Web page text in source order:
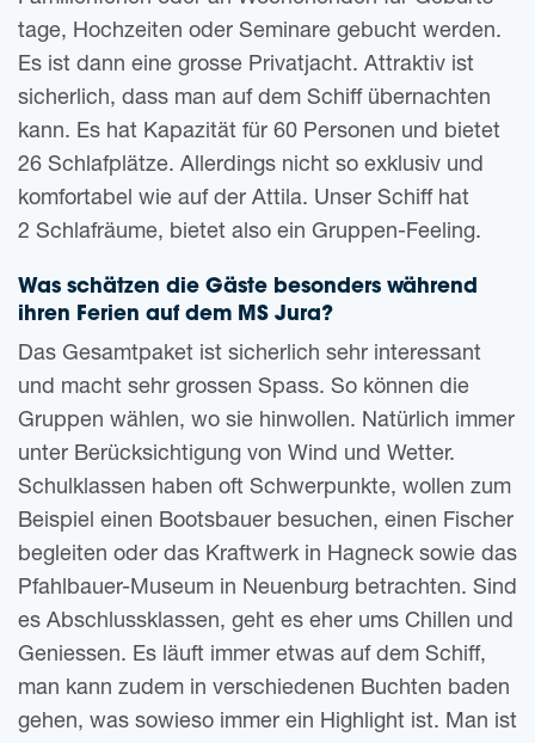
ta­ge, Hoch­zei­ten oder Semi­na­re gebucht wer­den.
Es ist dann eine gros­se Pri­vat­jacht. Attrak­tiv ist
sicher­lich, dass man auf dem Schiff über­nach­ten
kann. Es hat Kapa­zi­tät für 60 Per­so­nen und bie­tet
26 Schlaf­plät­ze. Aller­dings nicht so exklu­siv und
kom­for­ta­bel wie auf der Attila. Unser Schiff hat
2 Schlaf­räu­me, bie­tet also ein Gruppen-Feeling.
Was schät­zen die Gäste beson­ders wäh­rend
ihren Feri­en auf dem MS Jura?
Das Gesamt­pa­ket ist sicher­lich sehr inter­es­sant
und macht sehr gros­sen Spass. So kön­nen die
Grup­pen wäh­len, wo sie hin­wol­len. Natür­lich immer
unter Berück­sich­ti­gung von Wind und Wet­ter.
Schul­klas­sen haben oft Schwer­punk­te, wol­len zum
Bei­spiel einen Boots­bau­er besu­chen, einen Fischer
beglei­ten oder das Kraft­werk in Hagneck sowie das
Pfahl­bau­er-Muse­um in Neu­en­burg betrach­ten. Sind
es Abschluss­klas­sen, geht es eher ums Chil­len und
Genies­sen. Es läuft immer etwas auf dem Schiff,
man kann zudem in ver­schie­de­nen Buch­ten baden
gehen, was sowie­so immer ein High­light ist. Man ist